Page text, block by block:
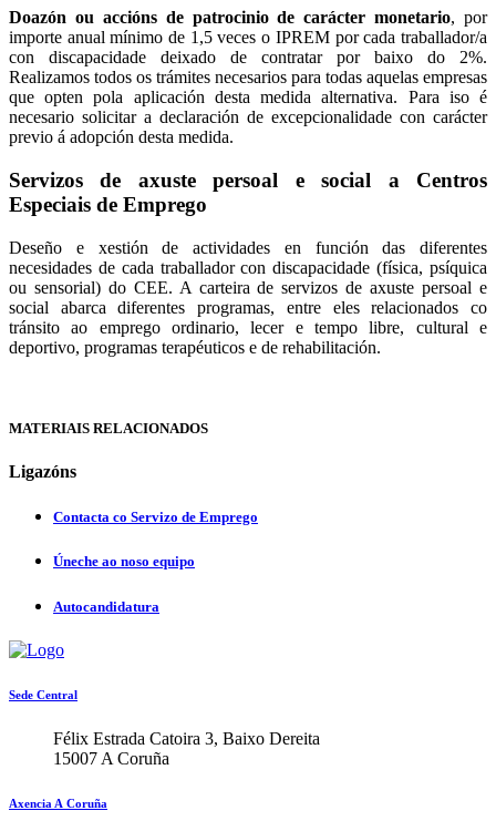
Doazón ou accións de patrocinio de carácter monetario, por
importe anual mínimo de 1,5 veces o IPREM por cada traballador/a
con discapacidade deixado de contratar por baixo do 2%.
Realizamos todos os trámites necesarios para todas aquelas empresas
que opten pola aplicación desta medida alternativa. Para iso é
necesario solicitar a declaración de excepcionalidade con carácter
previo á adopción desta medida.
Servizos de axuste persoal e social a Centros
Especiais de Emprego
Deseño e xestión de actividades en función das diferentes
necesidades de cada traballador con discapacidade (física, psíquica
ou sensorial) do CEE. A carteira de servizos de axuste persoal e
social abarca diferentes programas, entre eles relacionados co
tránsito ao emprego ordinario, lecer e tempo libre, cultural e
deportivo, programas terapéuticos e de rehabilitación.
MATERIAIS RELACIONADOS
Ligazóns
Contacta co Servizo de Emprego
Úneche ao noso equipo
Autocandidatura
Sede Central
Félix Estrada Catoira 3, Baixo Dereita
15007 A Coruña
Axencia A Coruña